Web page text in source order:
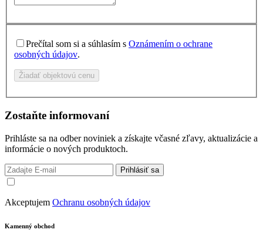
Prečítal som si a súhlasím s Oznámením o ochrane
osobných údajov.
Žiadať objektovú cenu
Zostaňte informovaní
Prihláste sa na odber noviniek a získajte včasné zľavy, aktualizácie a
informácie o nových produktoch.
Prihlásiť sa
Akceptujem Ochranu osobných údajov
Kamenný obchod